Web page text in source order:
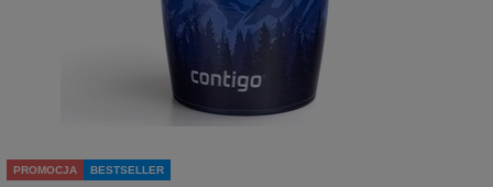
PROMOCJA BESTSELLER